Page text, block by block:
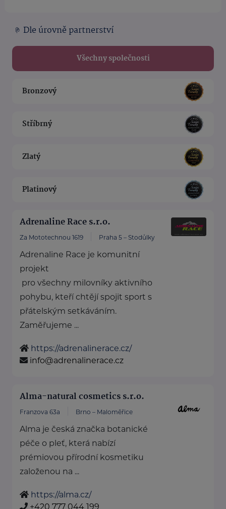
Dle úrovně partnerství
Všechny společnosti
Bronzový
Stříbrný
Zlatý
Platinový
Adrenaline Race s.r.o.
Za Mototechnou 1619 Praha 5 – Stodůlky
Adrenaline Race je komunitní
projekt
pro všechny milovníky aktivního
pohybu, kteří chtějí spojit sport s
přátelským setkáváním.
Zaměřujeme ...
https://adrenalinerace.cz/
info@adrenalinerace.cz
Alma-natural cosmetics s.r.o.
Franzova 63a Brno – Maloměřice
Alma je česká značka botanické
péče o pleť, která nabízí
prémiovou přírodní kosmetiku
založenou na ...
https://alma.cz/
+420 777 044 199